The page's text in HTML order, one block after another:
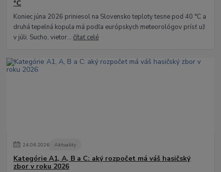
°C
Koniec júna 2026 priniesol na Slovensko teploty tesne pod 40 °C a
druhá tepelná kopula má podľa európskych meteorológov prísť už
v júli. Sucho, vietor...čítať celé
24.06.2026 Aktuality
Kategórie A1, A, B a C: aký rozpočet má váš hasičský
zbor v roku 2026